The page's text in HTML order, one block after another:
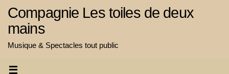
Passer
contenu
Compagnie Les toiles de deux
mains
Musique & Spectacles tout public